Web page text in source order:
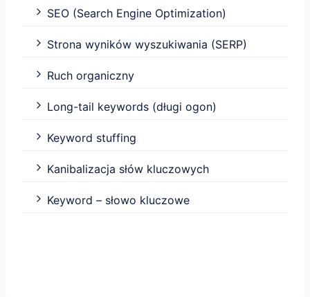
SEO (Search Engine Optimization)
Strona wyników wyszukiwania (SERP)
Ruch organiczny
Long-tail keywords (długi ogon)
Keyword stuffing
Kanibalizacja słów kluczowych
Keyword – słowo kluczowe